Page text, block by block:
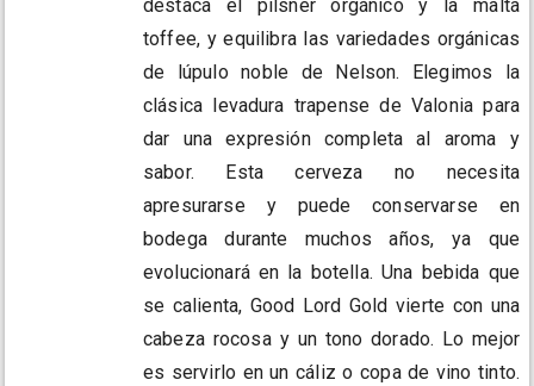
destaca el pilsner orgánico y la malta
toffee, y equilibra las variedades orgánicas
de lúpulo noble de Nelson. Elegimos la
clásica levadura trapense de Valonia para
dar una expresión completa al aroma y
sabor. Esta cerveza no necesita
apresurarse y puede conservarse en
bodega durante muchos años, ya que
evolucionará en la botella. Una bebida que
se calienta, Good Lord Gold vierte con una
cabeza rocosa y un tono dorado. Lo mejor
es servirlo en un cáliz o copa de vino tinto.